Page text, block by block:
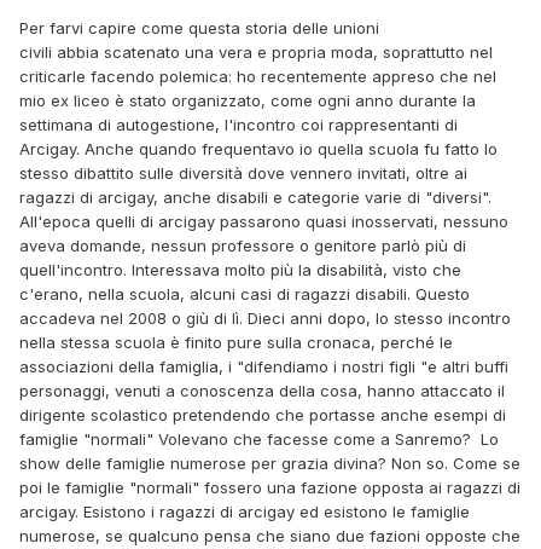
Per farvi capire come questa storia delle unioni
civili abbia scatenato una vera e propria moda, soprattutto nel
criticarle facendo polemica: ho recentemente appreso che nel
mio ex liceo è stato organizzato, come ogni anno durante la
settimana di autogestione, l'incontro coi rappresentanti di
Arcigay. Anche quando frequentavo io quella scuola fu fatto lo
stesso dibattito sulle diversità dove vennero invitati, oltre ai
ragazzi di arcigay, anche disabili e categorie varie di "diversi".
All'epoca quelli di arcigay passarono quasi inosservati, nessuno
aveva domande, nessun professore o genitore parlò più di
quell'incontro. Interessava molto più la disabilità, visto che
c'erano, nella scuola, alcuni casi di ragazzi disabili. Questo
accadeva nel 2008 o giù di lì. Dieci anni dopo, lo stesso incontro
nella stessa scuola è finito pure sulla cronaca, perché le
associazioni della famiglia, i "difendiamo i nostri figli "e altri buffi
personaggi, venuti a conoscenza della cosa, hanno attaccato il
dirigente scolastico pretendendo che portasse anche esempi di
famiglie "normali" Volevano che facesse come a Sanremo? Lo
show delle famiglie numerose per grazia divina? Non so. Come se
poi le famiglie "normali" fossero una fazione opposta ai ragazzi di
arcigay. Esistono i ragazzi di arcigay ed esistono le famiglie
numerose, se qualcuno pensa che siano due fazioni opposte che